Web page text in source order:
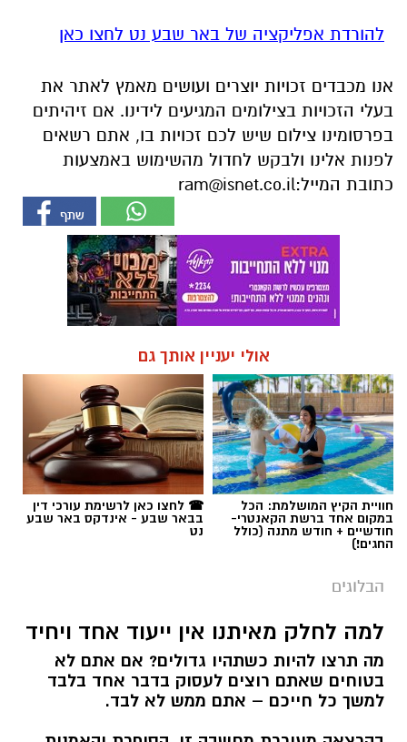
בפרסומינו צילום שיש לכם זכויות בו, אתם רשאים
כתובת המייל:ram@isnet.co.il
אולי יעניין אותך גם
חוויית הקיץ המושלמת: הכל
במקום אחד ברשת הקאנטרי-
חודשיים + חודש מתנה (כולל
החגים!)
☎ לחצו כאן לרשימת עורכי דין
בבאר שבע - אינדקס באר שבע
נט
הבלוגים
למה לחלק מאיתנו אין ייעוד אחד ויחיד
בטוחים שאתם רוצים לעסוק בדבר אחד בלבד
בהרצאה מעוררת מחשבה זו, הסופרת והאמנית
אמילי וופניק מתארת אנשים שהיא מכנה
"רבי־פוטנציאל" (Multipotentialites) – אנשים
בעלי מגוון רחב של תחומי עניין, כישורים
קרא עוד